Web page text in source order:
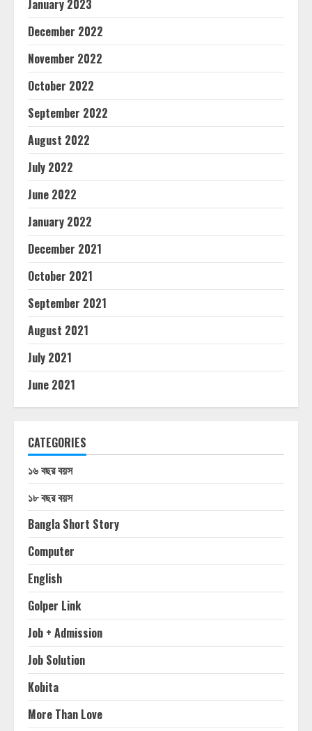
January 2023
December 2022
November 2022
October 2022
September 2022
August 2022
July 2022
June 2022
January 2022
December 2021
October 2021
September 2021
August 2021
July 2021
June 2021
CATEGORIES
১৬ বছর বয়স
১৮ বছর বয়স
Bangla Short Story
Computer
English
Golper Link
Job + Admission
Job Solution
Kobita
More Than Love